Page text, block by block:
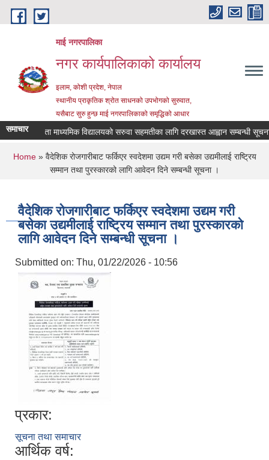
Skip to main content
माई नगरपालिका
नगर कार्यपालिकाको कार्यालय
इलाम, कोशी प्रदेश, नेपाल
स्थानीय प्राकृतिक श्रोत साधनको उपभोगको सुरुवात,
यसैबाट सुरु हुन्छ माई नगरपालिकाको समृद्धिको आधार
समाचार
श्री जनता माध्यमिक विद्यालयको सरुवा सहमतीका लागि दरखास्त आह्वान सम्बन्धी सूचना
You are here
Home» वैदेशिक रोजगारीबाट फर्किएर स्वदेशमा उद्यम गरी बसेका उद्यमीलाई राष्ट्रिय
सम्मान तथा पुरस्कारको लागि आवेदन दिने सम्बन्धी सूचना ।
वैदेशिक रोजगारीबाट फर्किएर स्वदेशमा उद्यम गरी
बसेका उद्यमीलाई राष्ट्रिय सम्मान तथा पुरस्कारको
लागि आवेदन दिने सम्बन्धी सूचना ।
Submitted on: Thu, 01/22/2026 - 10:56
प्रकार:
सूचना तथा समाचार
आर्थिक वर्ष: